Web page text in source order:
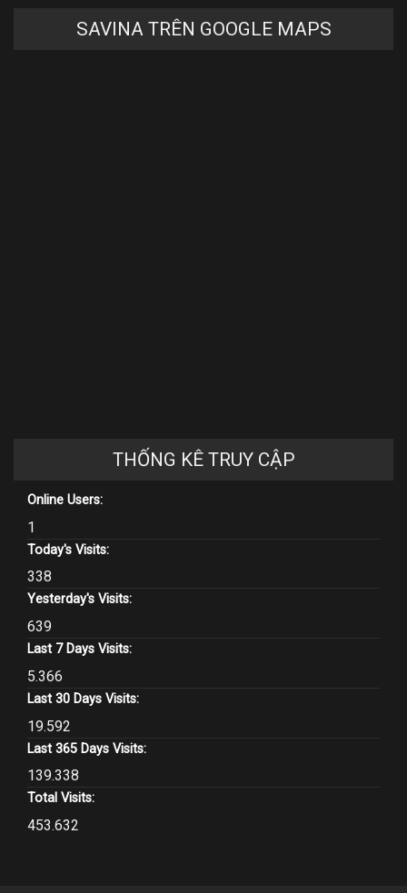
SAVINA TRÊN GOOGLE MAPS
THỐNG KÊ TRUY CẬP
Online Users:
1
Today's Visits:
338
Yesterday's Visits:
639
Last 7 Days Visits:
5.366
Last 30 Days Visits:
19.592
Last 365 Days Visits:
139.338
Total Visits:
453.632